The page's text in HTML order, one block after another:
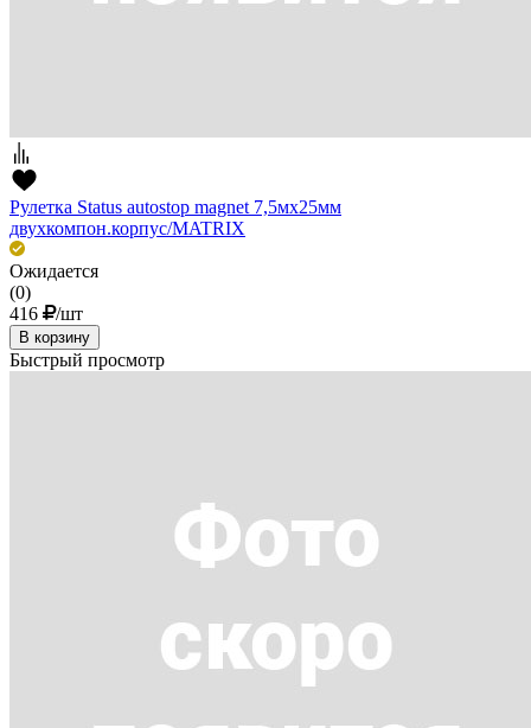
Рулетка Status autostop magnet 7,5мх25мм
двухкомпон.корпус/MATRIX
Ожидается
(0)
416
/шт
В корзину
Быстрый просмотр